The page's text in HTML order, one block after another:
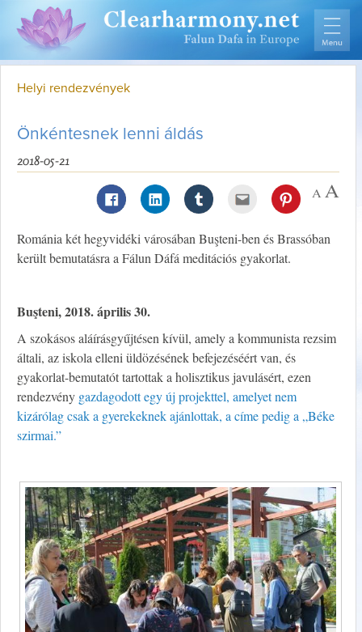
Helyi rendezvények
Önkéntesnek lenni áldás
2018-05-21
Románia két hegyvidéki városában Buşteni-ben és Brassóban
került bemutatásra a Fálun Dáfá meditációs gyakorlat.
Buşteni, 2018. április 30.
A szokásos aláírásgyűjtésen kívül, amely a kommunista rezsim
általi, az iskola elleni üldözésének befejezéséért van, és
gyakorlat-bemutatót tartottak a holisztikus javulásért, ezen
rendezvény gazdagodott egy új projekttel, amelyet nem
kizárólag csak a gyerekeknek ajánlottak, a címe pedig a „Béke
szirmai.”